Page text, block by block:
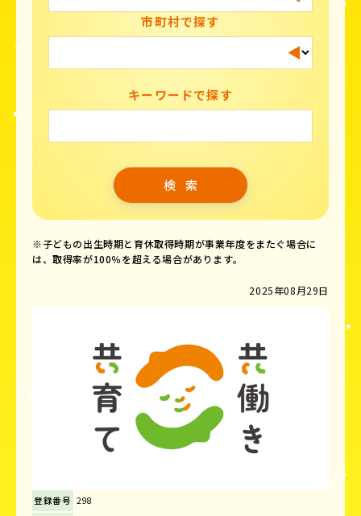
市町村で探す
キーワードで探す
※子どもの出生時期と育休取得時期が事業年度をまたぐ場合に
は、取得率が100％を超える場合があります。
2025年08月29日
登録番号 298